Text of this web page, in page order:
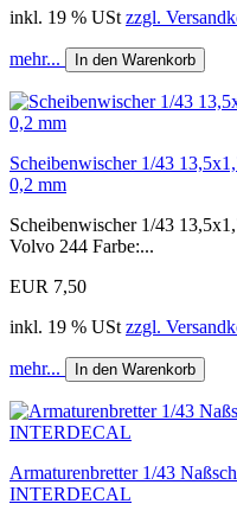
inkl. 19 % USt zzgl.
mehr... In den Warenkorb
Scheibenwischer 1/43
0,2 mm
Scheibenwischer 1/43
Volvo 244 Farbe:...
EUR 7,50
inkl. 19 % USt zzgl.
mehr... In den Warenkorb
Armaturenbretter 1/43
INTERDECAL